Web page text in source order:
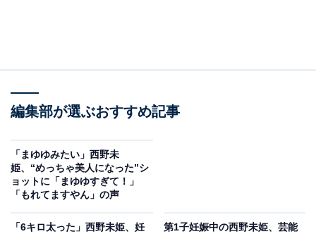
編集部が選ぶおすすめ記事
「まゆゆみたい」西野未
姫、“めっちゃ美人になった”シ
ョットに「まゆゆすぎて！」
「もれてますやん」の声
「6キロ太った」西野未姫、妊
第1子妊娠中の西野未姫、芸能